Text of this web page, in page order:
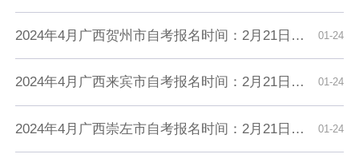
01-24
2024年4月广西贺州市自考报名时间：2月21日9:00至3月1日18:00
01-24
2024年4月广西来宾市自考报名时间：2月21日9:00至3月1日18:00
01-24
2024年4月广西崇左市自考报名时间：2月21日9:00至3月1日18:00